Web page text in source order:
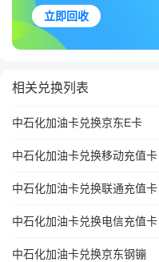
立即回收
相关兑换列表
中石化加油卡兑换京东E卡
中石化加油卡兑换移动充值卡
中石化加油卡兑换联通充值卡
中石化加油卡兑换电信充值卡
中石化加油卡兑换京东钢镚